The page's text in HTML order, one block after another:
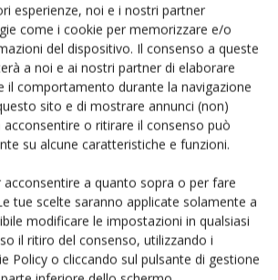
esperienze, noi e i nostri partner
come i cookie per memorizzare e/o
del dispositivo. Il consenso a queste
a noi e ai nostri partner di elaborare
il comportamento durante la navigazione
sito e di mostrare annunci (non)
o ritirare il consenso può
su alcune caratteristiche e funzioni.
a quanto sopra o per fare
tue scelte saranno applicate solamente a
modificare le impostazioni in qualsiasi
il ritiro del consenso, utilizzando i
Policy o cliccando sul pulsante di gestione
sul mondo
alle nostre newsletter